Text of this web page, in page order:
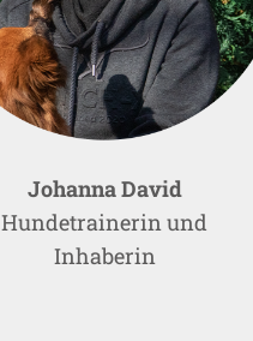
Johanna David
Hundetrainerin und
Inhaberin